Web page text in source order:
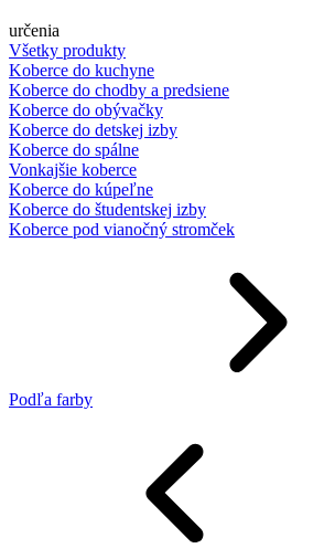
určenia
Všetky produkty
Koberce do kuchyne
Koberce do chodby a predsiene
Koberce do obývačky
Koberce do detskej izby
Koberce do spálne
Vonkajšie koberce
Koberce do kúpeľne
Koberce do študentskej izby
Koberce pod vianočný stromček
Podľa farby